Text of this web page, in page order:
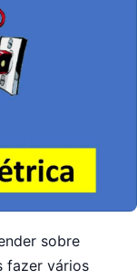
sobre
fazer vários